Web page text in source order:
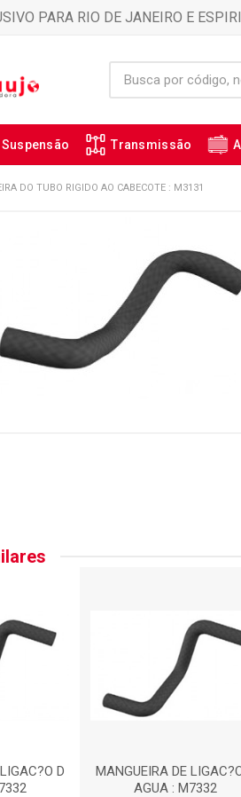
PARA RIO DE JANEIRO E
Suspensão Transmissão
DO TUBO RIGIDO AO CABECOTE : M3131
D
MANGUEIRA DE
AGUA : M7332